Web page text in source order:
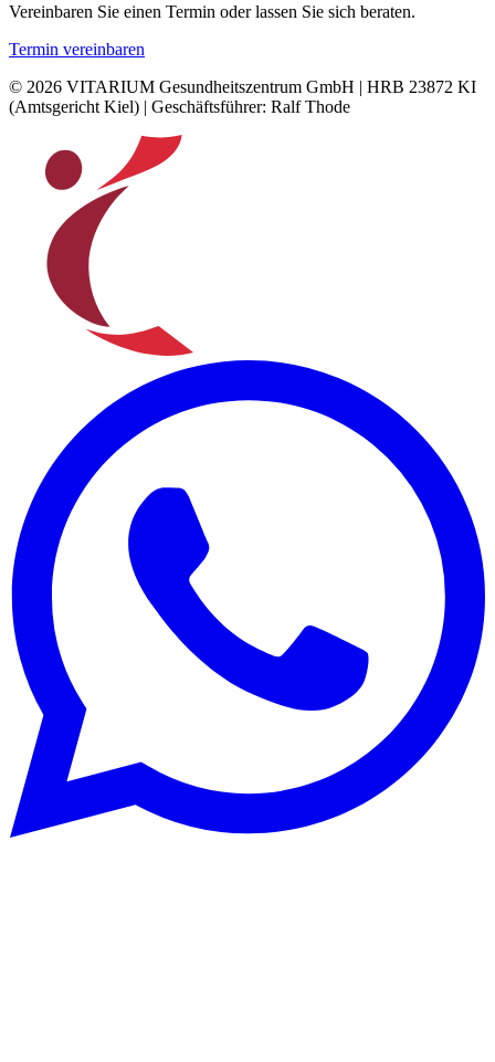
Vereinbaren Sie einen Termin oder lassen Sie sich beraten.
Termin vereinbaren
© 2026 VITARIUM Gesundheitszentrum GmbH | HRB 23872 KI
(Amtsgericht Kiel) | Geschäftsführer: Ralf Thode